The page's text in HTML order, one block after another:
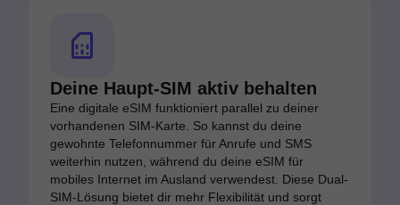
Deine Haupt-SIM aktiv behalten
Eine digitale eSIM funktioniert parallel zu deiner
vorhandenen SIM-Karte. So kannst du deine
gewohnte Telefonnummer für Anrufe und SMS
weiterhin nutzen, während du deine eSIM für
mobiles Internet im Ausland verwendest. Diese Dual-
SIM-Lösung bietet dir mehr Flexibilität und sorgt